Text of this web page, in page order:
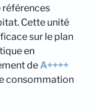
références
Cette unité
sur le plan
en
deA++++
consommation